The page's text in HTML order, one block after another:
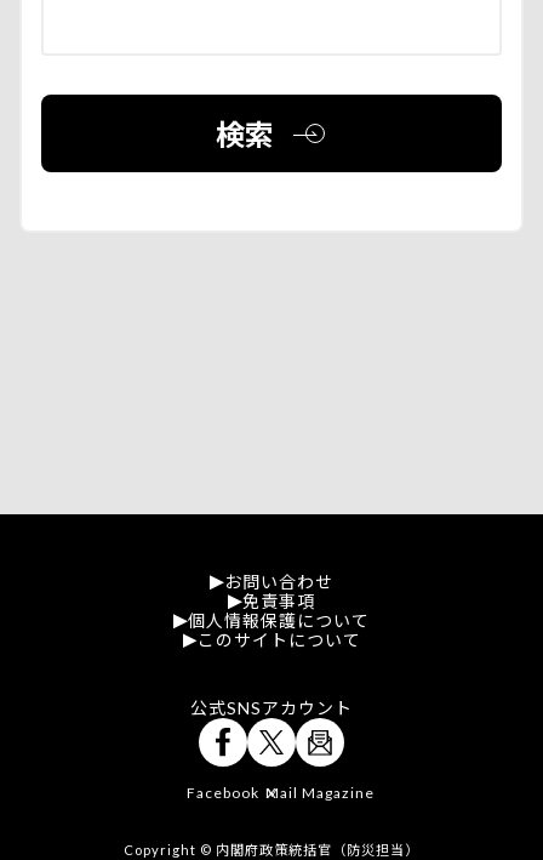
検索
お問い合わせ
免責事項
個人情報保護について
このサイトについて
公式SNSアカウント
Facebook X
Mail Magazine
Copyright © 内閣府政策統括官（防災担当）